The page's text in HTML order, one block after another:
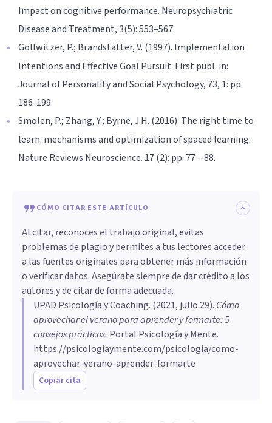
Impact on cognitive performance. Neuropsychiatric
Disease and Treatment, 3(5): 553–567.
Gollwitzer, P.; Brandstätter, V. (1997). Implementation
Intentions and Effective Goal Pursuit. First publ. in:
Journal of Personality and Social Psychology, 73, 1: pp.
186-199.
Smolen, P.; Zhang, Y.; Byrne, J.H. (2016). The right time to
learn: mechanisms and optimization of spaced learning.
Nature Reviews Neuroscience. 17 (2): pp. 77 – 88.
CÓMO CITAR ESTE ARTÍCULO
Al citar, reconoces el trabajo original, evitas
problemas de plagio y permites a tus lectores acceder
a las fuentes originales para obtener más información
o verificar datos. Asegúrate siempre de dar crédito a los
autores y de citar de forma adecuada.
UPAD Psicología y Coaching. (2021, julio 29). Cómo
aprovechar el verano para aprender y formarte: 5
consejos prácticos. Portal Psicología y Mente.
https://psicologiaymente.com/psicologia/como-
aprovechar-verano-aprender-formarte
Copiar cita